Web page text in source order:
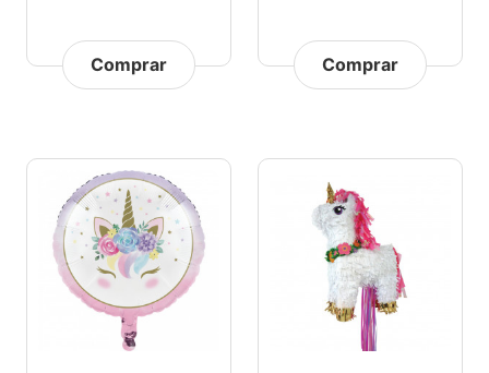
Comprar Comprar